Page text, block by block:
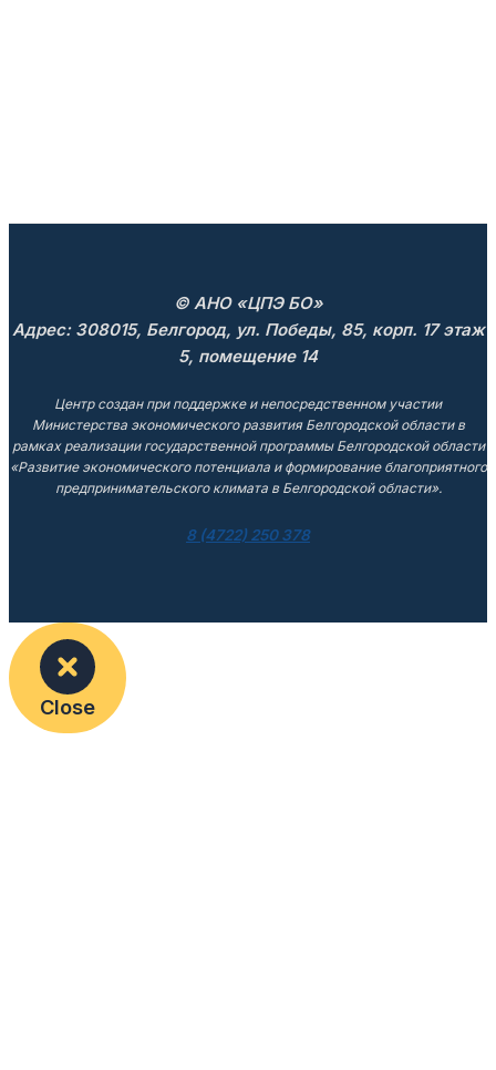
© АНО «ЦПЭ БО»
Адрес: 308015, Белгород, ул. Победы, 85, корп. 17 этаж
5, помещение 14
Центр создан при поддержке и непосредственном участии
Министерства экономического развития Белгородской области в
рамках реализации государственной программы Белгородской области
«Развитие экономического потенциала и формирование благоприятного
предпринимательского климата в Белгородской области».
8 (4722) 250 378
Close